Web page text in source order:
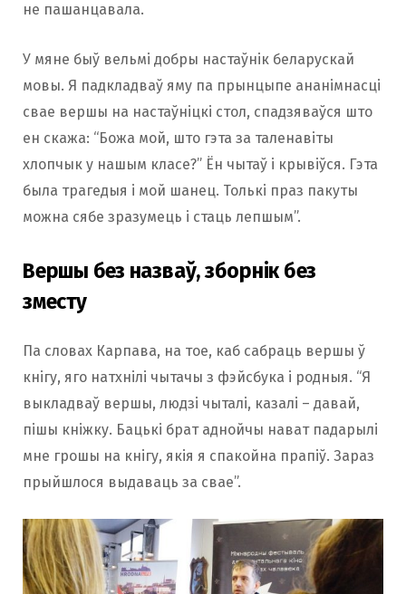
не пашанцавала.
У мяне быў вельмі добры настаўнік беларускай
мовы. Я падкладваў яму па прынцыпе ананімнасці
свае вершы на настаўніцкі стол, спадзяваўся што
ен скажа: “Божа мой, што гэта за таленавіты
хлопчык у нашым класе?” Ён чытаў і крывіўся. Гэта
была трагедыя і мой шанец. Толькі праз пакуты
можна сябе зразумець і стаць лепшым”.
Вершы без назваў, зборнік без
зместу
Па словах Карпава, на тое, каб сабраць вершы ў
кнігу, яго натхнілі чытачы з фэйсбука і родныя. “Я
выкладваў вершы, людзі чыталі, казалі – давай,
пішы кніжку. Бацькі брат аднойчы нават падарылі
мне грошы на кнігу, якія я спакойна прапіў. Зараз
прыйшлося выдаваць за свае”.